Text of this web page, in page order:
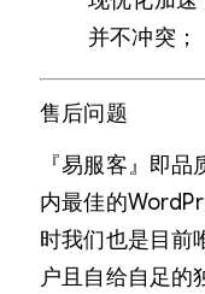
并不冲突；
售后问题
『易服客』即
内最佳的
时我们也是目前
户且自给自足的